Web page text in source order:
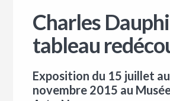
Charles
tableau
Exposition du 15 juillet
novembre 2015 au